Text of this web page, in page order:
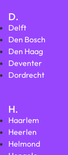
D.
Delft
Den Bosch
Den Haag
Deventer
Dordrecht
H.
Haarlem
Heerlen
Helmond